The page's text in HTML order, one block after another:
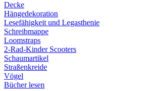
Decke
Hängedekoration
Lesefähigkeit und Legasthenie
Schreibmappe
Loomstraps
2-Rad-Kinder Scooters
Schaumartikel
Straßenkreide
Vögel
Bücher lesen